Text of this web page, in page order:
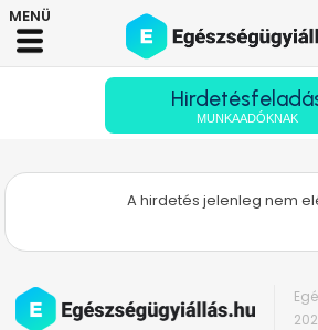
MUNKAADÓKNAK
A hirdetés jelenleg nem